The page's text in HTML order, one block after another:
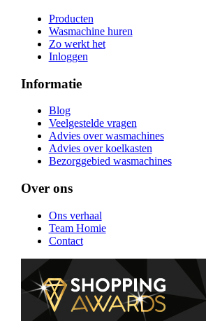
Producten
Wasmachine huren
Zo werkt het
Inloggen
Informatie
Blog
Veelgestelde vragen
Advies over wasmachines
Advies over koelkasten
Bezorggebied wasmachines
Over ons
Ons verhaal
Team Homie
Contact